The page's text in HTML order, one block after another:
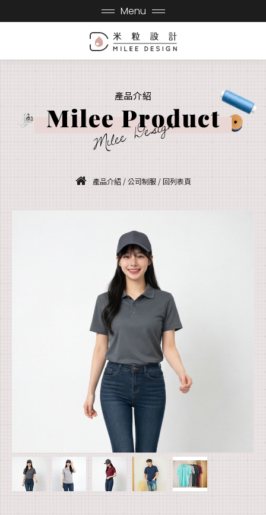
Menu
產品介紹
Milee Product
Milee Design
產品介紹 / 公司制服 / 回列表頁